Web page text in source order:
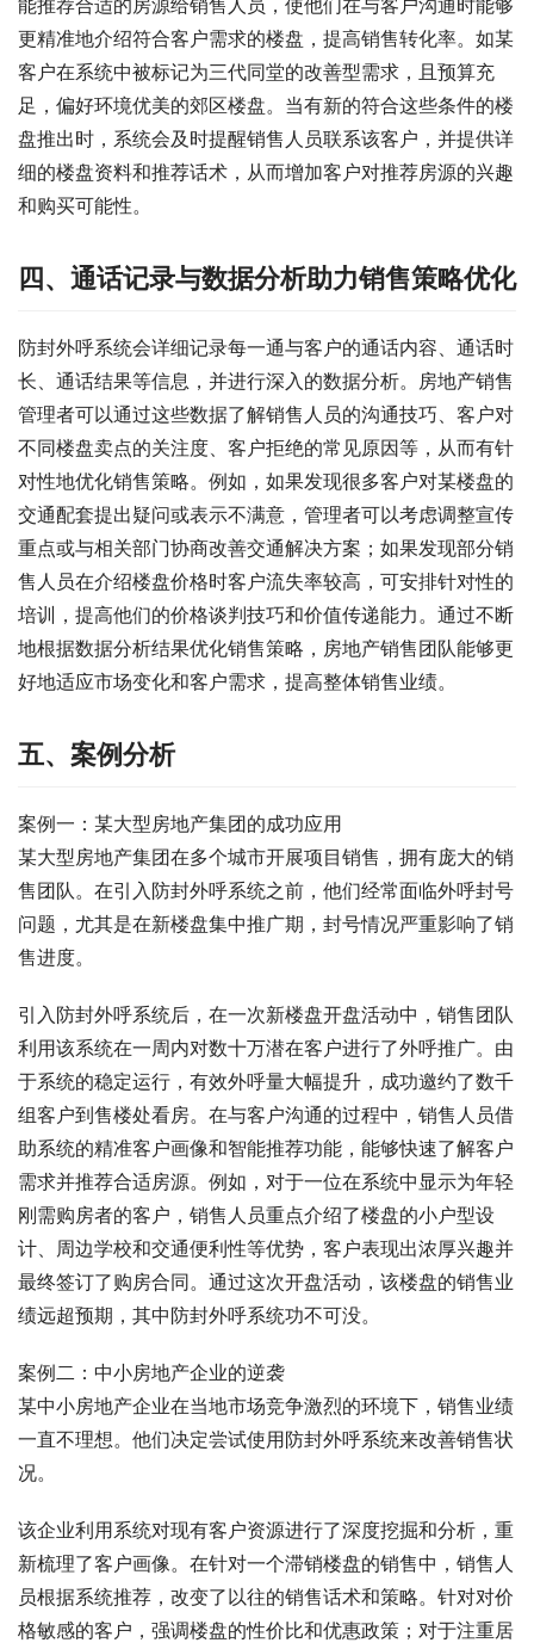
更精准地介绍符合客户需求的楼盘，提高销售转化率。如某
客户在系统中被标记为三代同堂的改善型需求，且预算充
足，偏好环境优美的郊区楼盘。当有新的符合这些条件的楼
盘推出时，系统会及时提醒销售人员联系该客户，并提供详
细的楼盘资料和推荐话术，从而增加客户对推荐房源的兴趣
和购买可能性。
四、通话记录与数据分析助力销售策略优化
防封外呼系统会详细记录每一通与客户的通话内容、通话时
长、通话结果等信息，并进行深入的数据分析。房地产销售
管理者可以通过这些数据了解销售人员的沟通技巧、客户对
不同楼盘卖点的关注度、客户拒绝的常见原因等，从而有针
对性地优化销售策略。例如，如果发现很多客户对某楼盘的
交通配套提出疑问或表示不满意，管理者可以考虑调整宣传
重点或与相关部门协商改善交通解决方案；如果发现部分销
售人员在介绍楼盘价格时客户流失率较高，可安排针对性的
培训，提高他们的价格谈判技巧和价值传递能力。通过不断
地根据数据分析结果优化销售策略，房地产销售团队能够更
好地适应市场变化和客户需求，提高整体销售业绩。
五、案例分析
案例一：某大型房地产集团的成功应用
某大型房地产集团在多个城市开展项目销售，拥有庞大的销
售团队。在引入防封外呼系统之前，他们经常面临外呼封号
问题，尤其是在新楼盘集中推广期，封号情况严重影响了销
售进度。
引入防封外呼系统后，在一次新楼盘开盘活动中，销售团队
利用该系统在一周内对数十万潜在客户进行了外呼推广。由
于系统的稳定运行，有效外呼量大幅提升，成功邀约了数千
组客户到售楼处看房。在与客户沟通的过程中，销售人员借
助系统的精准客户画像和智能推荐功能，能够快速了解客户
需求并推荐合适房源。例如，对于一位在系统中显示为年轻
刚需购房者的客户，销售人员重点介绍了楼盘的小户型设
计、周边学校和交通便利性等优势，客户表现出浓厚兴趣并
最终签订了购房合同。通过这次开盘活动，该楼盘的销售业
绩远超预期，其中防封外呼系统功不可没。
案例二：中小房地产企业的逆袭
某中小房地产企业在当地市场竞争激烈的环境下，销售业绩
一直不理想。他们决定尝试使用防封外呼系统来改善销售状
况。
该企业利用系统对现有客户资源进行了深度挖掘和分析，重
新梳理了客户画像。在针对一个滞销楼盘的销售中，销售人
员根据系统推荐，改变了以往的销售话术和策略。针对对价
格敏感的客户，强调楼盘的性价比和优惠政策；对于注重居